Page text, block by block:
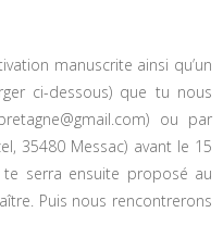
manuscrite ainsi qu’un
ci-dessous) que tu nous
ou par
35480 Messac) avant le 15
serra ensuite proposé au
Puis nous rencontrerons